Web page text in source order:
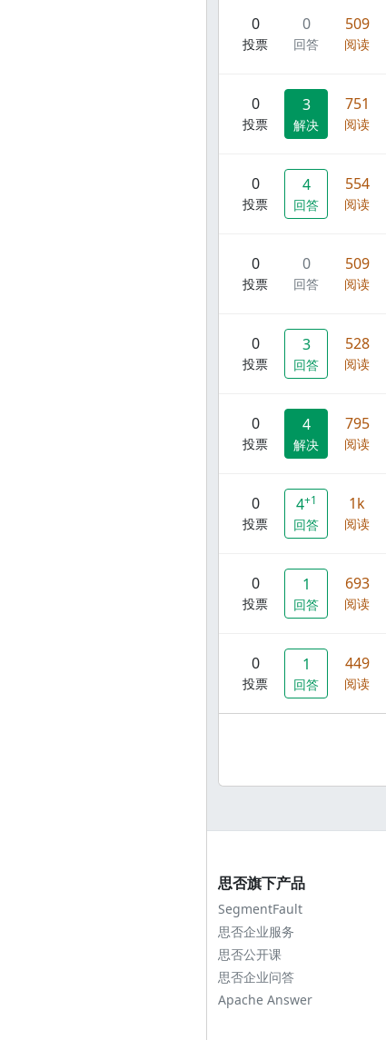
0
投票
0
回答
509
阅读
0
投票
3
解决
751
阅读
0
投票
4
回答
554
阅读
0
投票
0
回答
509
阅读
0
投票
3
回答
528
阅读
0
投票
4
解决
795
阅读
0
投票
4+1
回答
1k
阅读
0
投票
1
回答
693
阅读
0
投票
1
回答
449
阅读
思否旗下产品
SegmentFault
思否企业服务
思否公开课
思否企业问答
Apache Answer